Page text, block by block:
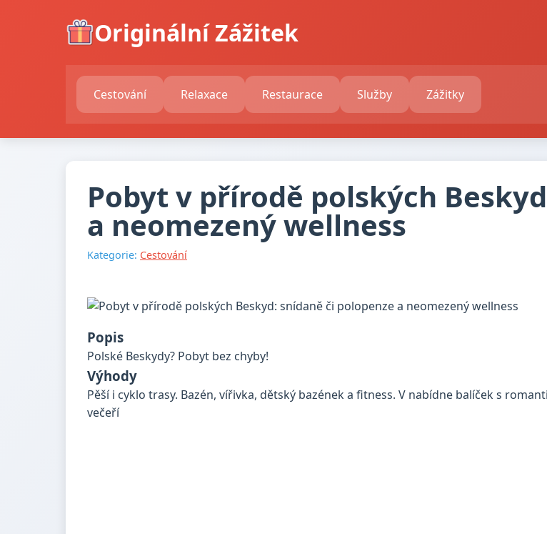
Originální Zážitek
Cestování Relaxace Restaurace Služby Zážitky
Pobyt v přírodě polských
a neomezený wellness
Kategorie: Cestování
Popis
Polské Beskydy? Pobyt bez chyby!
Výhody
Pěší i cyklo trasy. Bazén, vířivka, dětský bazének a fitness. V nabídne balíček s
večeří